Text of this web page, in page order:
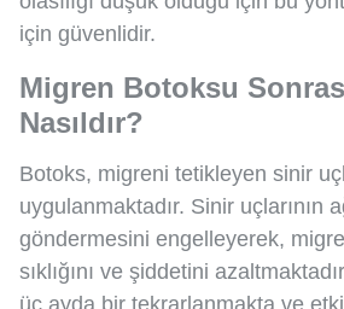
için güvenlidir.
Migren Botoksu
Nasıldır?
Botoks, migreni tetikleyen sinir
uygulanmaktadır. Sinir uçlarının
göndermesini engelleyerek,
sıklığını ve şiddetini